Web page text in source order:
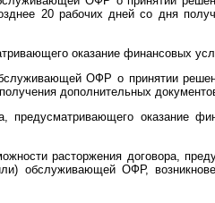
20 рабочих дней со дня
оказание финансовых
ОФР о принятии
дополнительных
предусматривающего оказание
расторжения договора,
обслуживающей ОФР,